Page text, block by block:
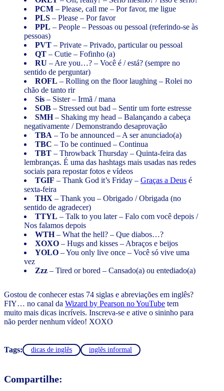
PCM – Please, call me – Por favor, me ligue
PLS – Please – Por favor
PPL – People – Pessoas ou pessoal (referindo-se às
pessoas)
PVT – Private – Privado, particular ou pessoal
QT – Cutie – Fofinho (a)
RU – Are you…? – Você é / está? (sempre no
sentido de perguntar)
ROFL – Rolling on the floor laughing – Rolei no
chão de tanto rir
Sis – Sister – Irmã / mana
SOB – Stressed out bad – Sentir um forte estresse
SMH– Shaking my head – Balançando a cabeça
negativamente / Demonstrando desaprovação
TBA – To be announced – A ser anunciado(a)
TBC – To be continued – Continua
TBT – Throwback Thursday – Quinta-feira das
lembranças. É uma das hashtags mais usadas nas redes
sociais para repostar fotos e vídeos
TGIF – Thank God it’s Friday – Graças a Deus é
sexta-feira
THX – Thank you – Obrigado / Obrigada (no
sentido de agradecer)
TTYL – Talk to you later – Falo com você depois /
Nos falamos depois
WTH– What the hell? – Que diabos…?
XOXO – Hugs and kisses – Abraços e beijos
YOLO – You only live once – Você só vive uma
vez
Zzz – Tired or bored – Cansado(a) ou entediado(a)
Gostou de conhecer estas 74 siglas e abreviações em inglês?
FIY… no canal da Wizard by Pearson no YouTube tem
muito mais dicas incríveis. Inscreva-se e ative o sininho para
não perder nenhum vídeo! XOXO
Tags: dicas de inglês inglês informal
Compartilhe: